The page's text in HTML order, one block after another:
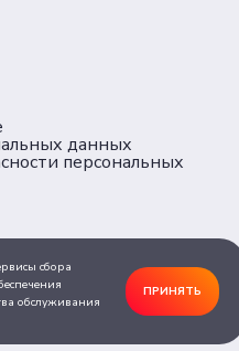
данных
персональных
сбора
обслуживания
ПРИНЯТЬ